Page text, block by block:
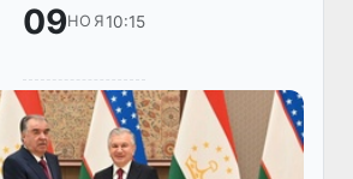
09НОЯ10:15